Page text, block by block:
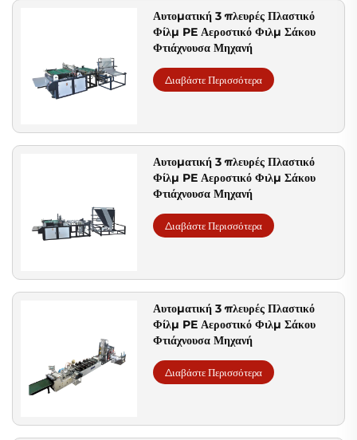
Αυτοματική 3 πλευρές Πλαστικό
Φίλμ PE Αεροστικό Φιλμ Σάκου
Φτιάχνουσα Μηχανή
Διαβάστε Περισσότερα
Αυτοματική 3 πλευρές Πλαστικό
Φίλμ PE Αεροστικό Φιλμ Σάκου
Φτιάχνουσα Μηχανή
Διαβάστε Περισσότερα
Αυτοματική 3 πλευρές Πλαστικό
Φίλμ PE Αεροστικό Φιλμ Σάκου
Φτιάχνουσα Μηχανή
Διαβάστε Περισσότερα